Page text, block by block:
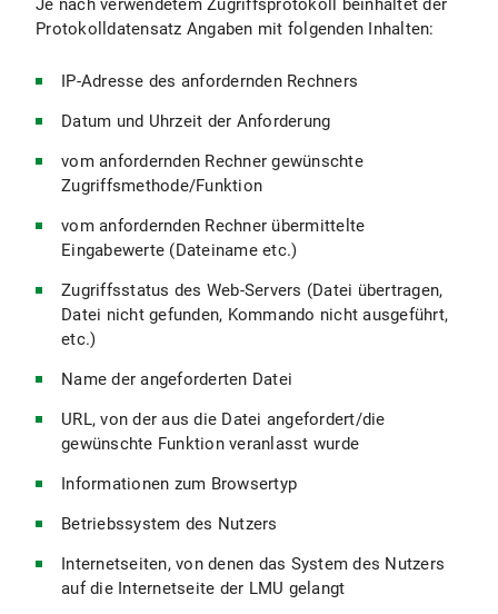
Je nach verwendetem Zugriffsprotokoll beinhaltet der
Protokolldatensatz Angaben mit folgenden Inhalten:
IP-Adresse des anfordernden Rechners
Datum und Uhrzeit der Anforderung
vom anfordernden Rechner gewünschte
Zugriffsmethode/Funktion
vom anfordernden Rechner übermittelte
Eingabewerte (Dateiname etc.)
Zugriffsstatus des Web-Servers (Datei übertragen,
Datei nicht gefunden, Kommando nicht ausgeführt,
etc.)
Name der angeforderten Datei
URL, von der aus die Datei angefordert/die
gewünschte Funktion veranlasst wurde
Informationen zum Browsertyp
Betriebssystem des Nutzers
Internetseiten, von denen das System des Nutzers
auf die Internetseite der LMU gelangt